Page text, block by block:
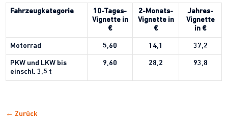
Fahrzeugkategorie
10-Tages-
Vignette in
€
2-Monats-
Vignette in
€
Jahres-
Vignette
in €
Motorrad 5,60 14,1 37,2
PKW und LKW bis
einschl. 3,5 t
9,60 28,2 93,8
← Zurück